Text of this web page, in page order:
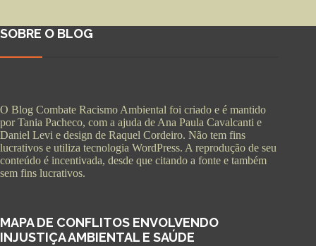
SOBRE O BLOG
O Blog Combate Racismo Ambiental foi criado e é mantido
por Tania Pacheco, com a ajuda de Ana Paula Cavalcanti e
Daniel Levi e design de Raquel Cordeiro. Não tem fins
lucrativos e utiliza tecnologia WordPress. A reprodução de seu
conteúdo é incentivada, desde que citando a fonte e também
sem fins lucrativos.
MAPA DE CONFLITOS ENVOLVENDO
INJUSTIÇA AMBIENTAL E SAÚDE